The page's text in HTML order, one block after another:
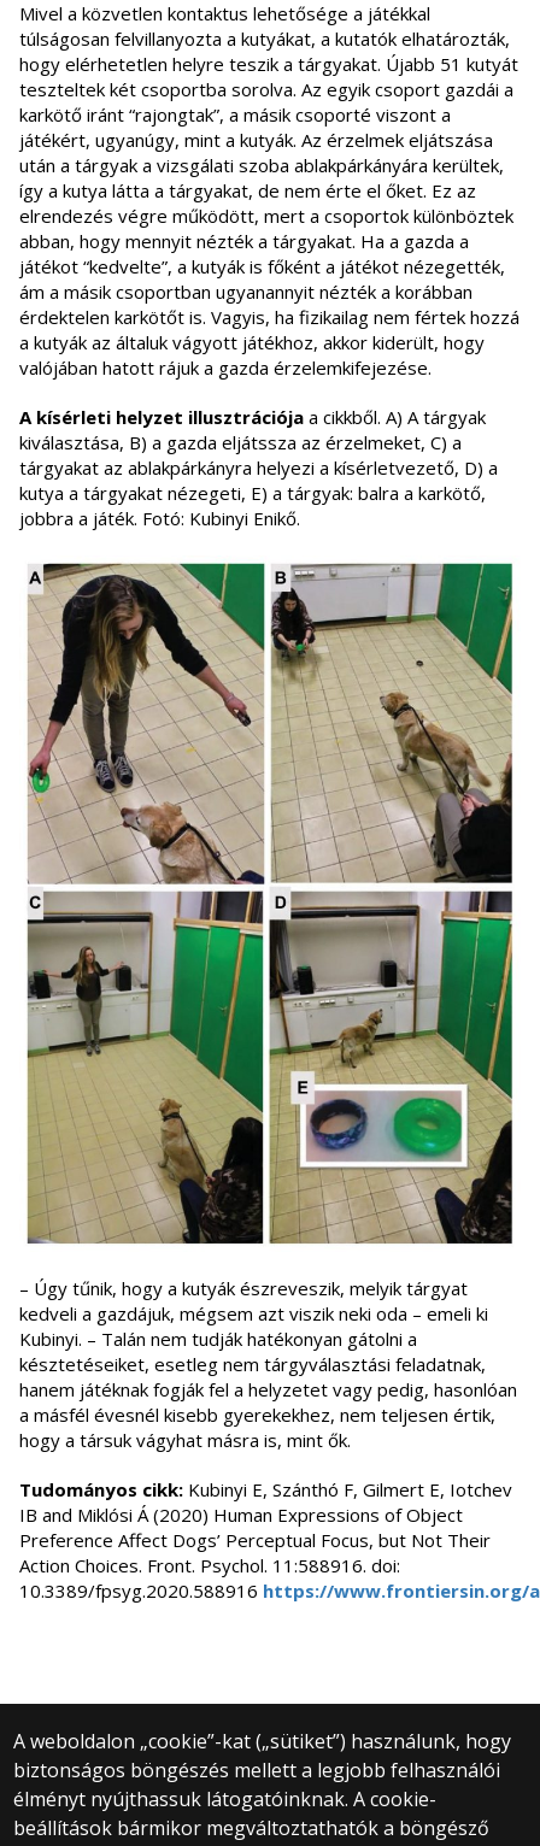
Mivel a közvetlen kontaktus lehetősége a játékkal
túlságosan felvillanyozta a kutyákat, a kutatók elhatározták,
hogy elérhetetlen helyre teszik a tárgyakat. Újabb 51 kutyát
teszteltek két csoportba sorolva. Az egyik csoport gazdái a
karkötő iránt “rajongtak”, a másik csoporté viszont a
játékért, ugyanúgy, mint a kutyák. Az érzelmek eljátszása
után a tárgyak a vizsgálati szoba ablakpárkányára kerültek,
így a kutya látta a tárgyakat, de nem érte el őket. Ez az
elrendezés végre működött, mert a csoportok különböztek
abban, hogy mennyit nézték a tárgyakat. Ha a gazda a
játékot “kedvelte”, a kutyák is főként a játékot nézegették,
ám a másik csoportban ugyanannyit nézték a korábban
érdektelen karkötőt is. Vagyis, ha fizikailag nem fértek hozzá
a kutyák az általuk vágyott játékhoz, akkor kiderült, hogy
valójában hatott rájuk a gazda érzelemkifejezése.
A kísérleti helyzet illusztrációja a cikkből. A) A tárgyak
kiválasztása, B) a gazda eljátssza az érzelmeket, C) a
tárgyakat az ablakpárkányra helyezi a kísérletvezető, D) a
kutya a tárgyakat nézegeti, E) a tárgyak: balra a karkötő,
jobbra a játék. Fotó: Kubinyi Enikő.
– Úgy tűnik, hogy a kutyák észreveszik, melyik tárgyat
kedveli a gazdájuk, mégsem azt viszik neki oda – emeli ki
Kubinyi. – Talán nem tudják hatékonyan gátolni a
késztetéseiket, esetleg nem tárgyválasztási feladatnak,
hanem játéknak fogják fel a helyzetet vagy pedig, hasonlóan
a másfél évesnél kisebb gyerekekhez, nem teljesen értik,
hogy a társuk vágyhat másra is, mint ők.
Tudományos cikk: Kubinyi E, Szánthó F, Gilmert E, Iotchev
IB and Miklósi Á (2020) Human Expressions of Object
Preference Affect Dogs’ Perceptual Focus, but Not Their
Action Choices. Front. Psychol. 11:588916. doi:
10.3389/fpsyg.2020.588916 https://www.frontiersin.org/
A weboldalon „cookie”-kat („sütiket”) használunk, hogy
biztonságos böngészés mellett a legjobb felhasználói
élményt nyújthassuk látogatóinknak. A cookie-
beállítások bármikor megváltoztathatók a böngésző
© 2025 Eötvös Loránd Tudományegyetem
Minden jog fenntartva.
1053 Budapest, Egyetem tér 1–3.